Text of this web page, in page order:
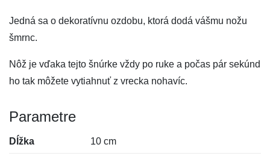
Jedná sa o dekoratívnu ozdobu, ktorá dodá vášmu nožu
šmrnc.
Nôž je vďaka tejto šnúrke vždy po ruke a počas pár sekúnd
ho tak môžete vytiahnuť z vrecka nohavíc.
Parametre
Dĺžka 10 cm